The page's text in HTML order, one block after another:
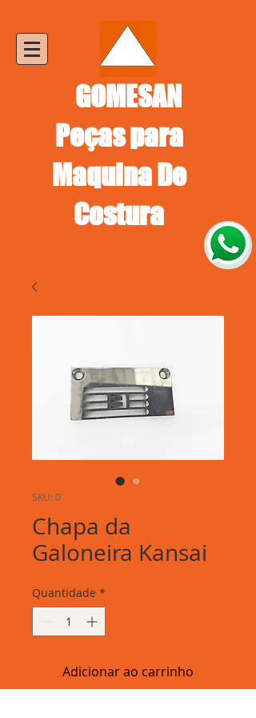
GOMESAN
Peças para
Maquina De
Costura
SKU: 0
Chapa da
Galoneira Kansai
Quantidade *
Adicionar ao carrinho